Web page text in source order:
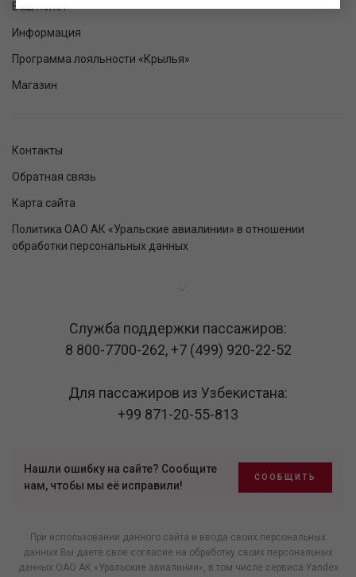
Ваш полет
Информация
Программа лояльности «Крылья»
Магазин
Контакты
Обратная связь
Карта сайта
Политика ОАО АК «Уральские авиалинии» в отношении
обработки персональных данных
Служба поддержки пассажиров:
8 800-7700-262,+7 (499) 920-22-52
Для пассажиров из Узбекистана:
+99 871-20-55-813
Нашли ошибку на сайте? Сообщите
нам, чтобы мы её исправили!
СООБЩИТЬ
При использовании данного сайта и ввода своих персональных
данных Вы даете свое согласие на обработку своих персональных
данных ОАО АК «Уральские авиалинии», в том числе сервиса Yandex